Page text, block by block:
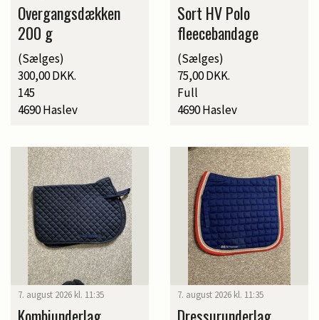
Overgangsdækken
200 g
(Sælges)
300,00 DKK.
145
4690 Haslev
Sort HV Polo
fleecebandage
(Sælges)
75,00 DKK.
Full
4690 Haslev
7. august 2026 kl. 11:35 7. august 2026 kl. 11:35